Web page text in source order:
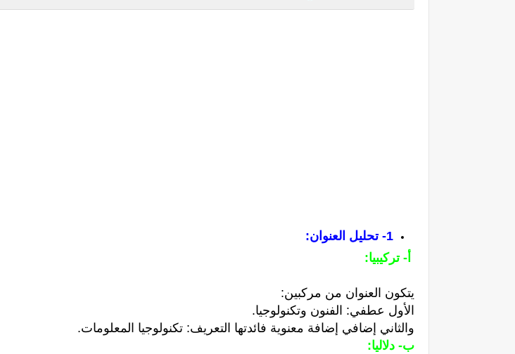
1- تحليل العنوان:
أ- تركيبيا:
يتكون العنوان من مركبين:
الأول عطفي: الفنون وتكنولوجيا.
والثاني إضافي إضافة معنوية فائدتها التعريف: تكنولوجيا المعلومات.
ب- دلاليا: